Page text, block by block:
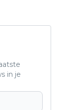
in je